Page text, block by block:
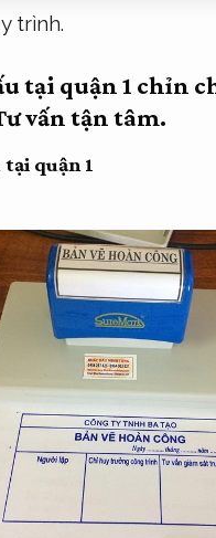
trình.
tại quận 1 chỉn
vấn tận tâm.
tại quận 1